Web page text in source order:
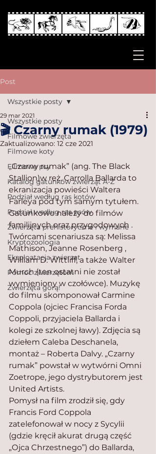
Post
Wszystkie posty
Filmowe zwierzęta
Filmowe koty
Filmowe psy
Katalog gatunków zwierząt A-Z
Podział według ras kotów
Podział według ras psów
Zwierzęta prehistoryczne i wymarłe
Kryptozoologia
Eksploatacja zwierząt
Pomoc zwierzętom
Zwierzęta górą!
Wszystkie posty
🎬 Czarny rumak (1979)
29 mar 2021
Zaktualizowano: 12 cze 2021
„Czarny rumak” (ang. The Black
Stallion)w reż. Carrolla Ballarda to
ekranizacja powieści Waltera
Farleya pod tym samym tytułem.
Gatunkowo należy do filmów
familijnych oraz przygodowych .
Twórcami scenariusza są: Melissa
Mathison, Jeanne Rosenberg ,
William D. Wittliff, a także Walter
Murch (ten ostatni nie został
wymieniony w czołówce). Muzykę
do filmu skomponował Carmine
Coppola (ojciec Francisa Forda
Coppoli, przyjaciela Ballarda i
kolegi ze szkolnej ławy). Zdjęcia są
dziełem Caleba Deschanela,
montaż – Roberta Dalvy. „Czarny
rumak” powstał w wytwórni Omni
Zoetrope, jego dystrybutorem jest
United Artists.
Pomysł na film zrodził się, gdy
Francis Ford Coppola
zatelefonował w nocy z Sycylii
(gdzie kręcił akurat drugą część
„Ojca Chrzestnego”) do Ballarda,